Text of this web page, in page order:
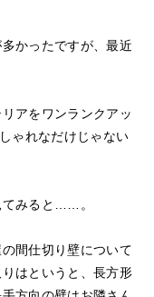
かったですが、最近
アをワンランクアッ
ゃれなだけじゃない
てみると……。
間仕切り壁について
はというと、長方形